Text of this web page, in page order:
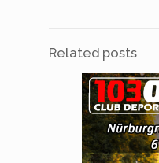
Related posts